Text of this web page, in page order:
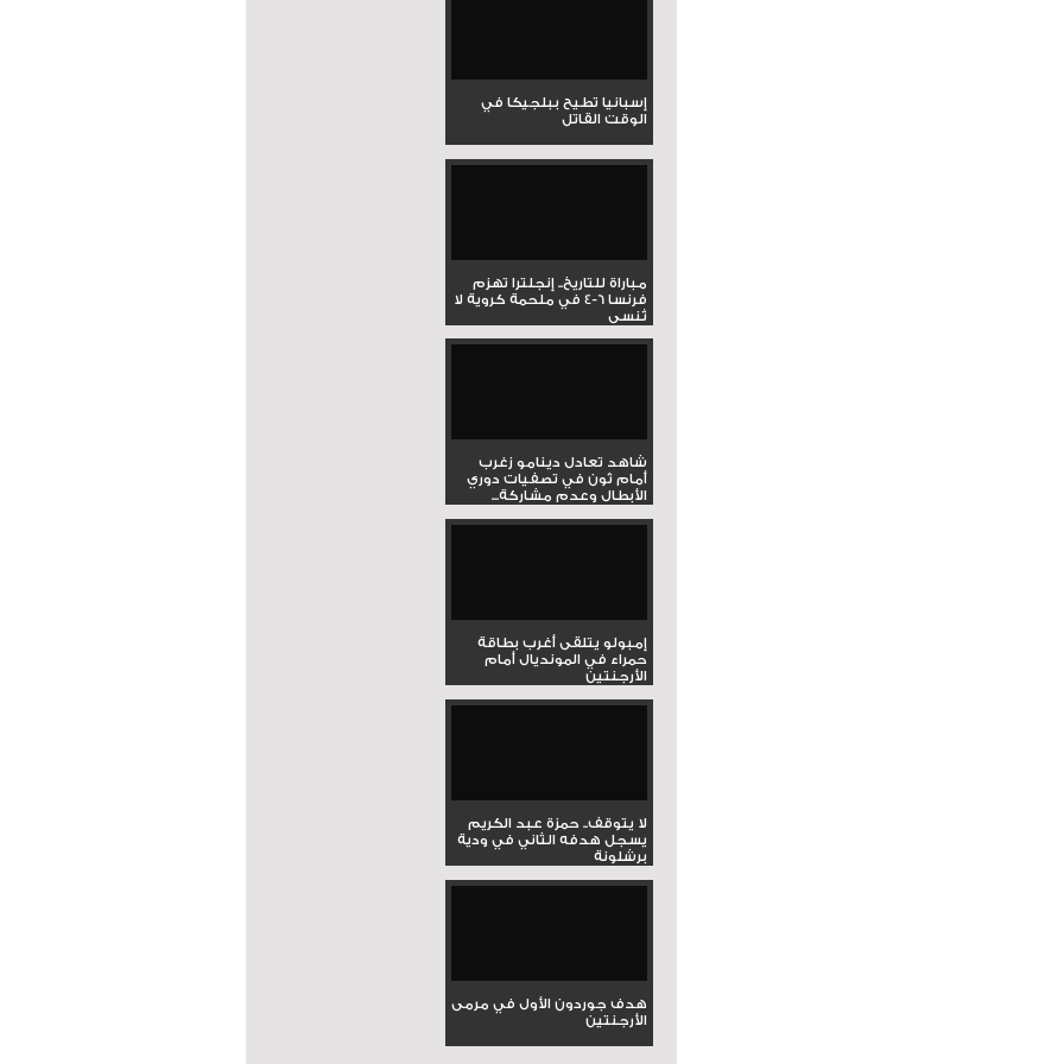
إسبانيا تطيح ببلجيكا في
الوقت القاتل
مباراة للتاريخ.. إنجلترا تهزم
فرنسا 6-4 في ملحمة كروية لا
تُنسى
شاهد تعادل دينامو زغرب
أمام ثون في تصفيات دوري
الأبطال وعدم مشاركة...
إمبولو يتلقى أغرب بطاقة
حمراء في المونديال أمام
الأرجنتين
لا يتوقف.. حمزة عبد الكريم
يسجل هدفه الثاني في ودية
برشلونة
هدف جوردون الأول في مرمى
الأرجنتين